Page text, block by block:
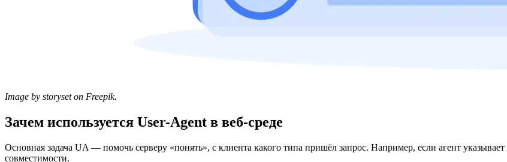
Image by storyset on Freepik.
Зачем используется User-Agent в веб-среде
Основная задача UA — помочь серверу «понять», с клиента какого типа пришёл запрос. Например, если агент
совместимости.